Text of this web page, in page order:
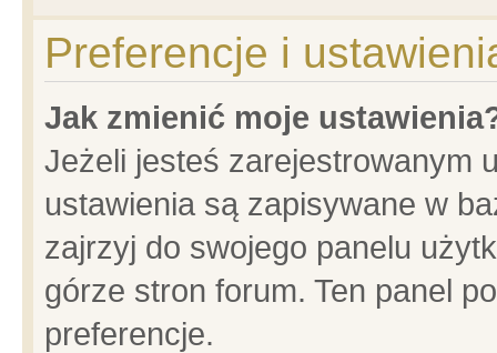
Preferencje i
Jak zmienić moje
Jeżeli jesteś zarejestrowanym
ustawienia są zapisywane w
zajrzyj do swojego panelu
górze stron forum. Ten panel
preferencje.